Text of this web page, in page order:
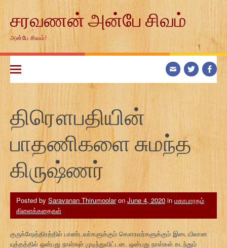
contentசரவணன் அன்பே சிவம்
அன்பே சிவம்!
திரௌபதியின்
பாதணிகளை சுமந்த
கிருஷ்ணர்
Posted by Saravanan Thirumoolaron June 4, 2020 in மகாபாரதம்
கிளைக்கதைகள்
குருக்ஷேத்திரத்தில் பாண்டவர்களுக்கும் கௌரவர்களுக்கும் இடையிலான
யுத்தத்தில் ஒன்பது நாள்கள் முடிந்துவிட்டன. ஒன்பது நாள்கள் கடந்தும்